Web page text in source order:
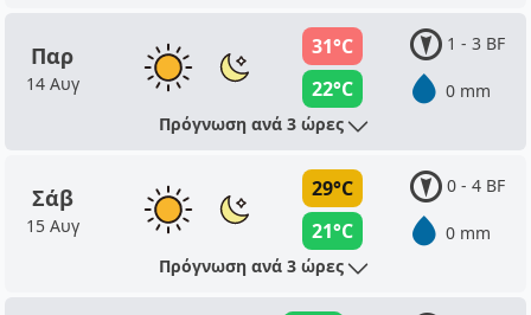
Παρ
14 Αυγ
31°C
22°C
1 - 3 BF
0 mm
Πρόγνωση ανά 3 ώρες
Σάβ
15 Αυγ
29°C
21°C
0 - 4 BF
0 mm
Πρόγνωση ανά 3 ώρες